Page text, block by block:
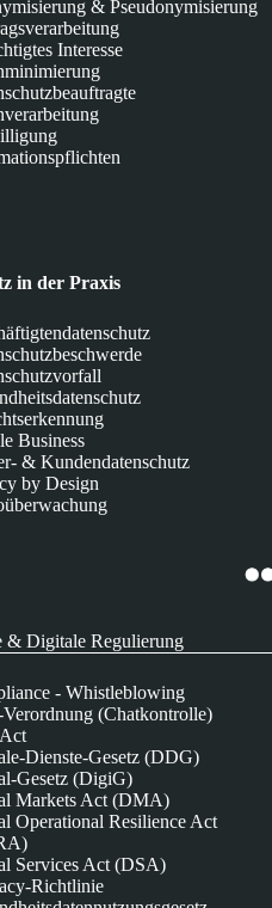
& Pseudonymisierung
Interesse
in der Praxis
Business
& Kundendatenschutz
by Design
& Digitale Regulierung
- Whistleblowing
(Chatkontrolle)
Dienste-Gesetz (DDG)
Gesetz (DigiG)
Markets Act (DMA)
Operational Resilience Act
Services Act (DSA)
Richtlinie